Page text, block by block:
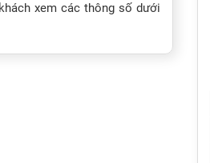
xem các thông số dưới